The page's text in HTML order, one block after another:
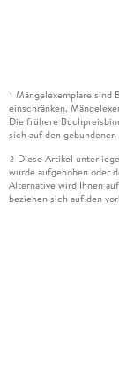
1 Mängelexemplare sind
einschränken.
Die frühere
sich auf den
2 Diese Artikel
wurde aufgehoben oder
Alternative wird Ihnen
beziehen sich auf den